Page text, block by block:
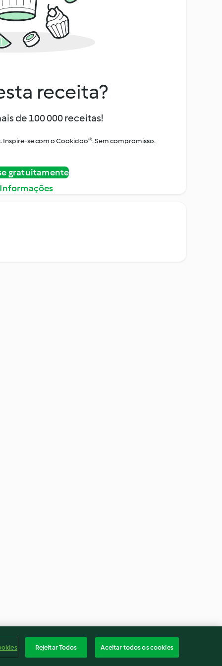
receita?
de 100 000 receitas!
Inspire-se com o Cookidoo®. Sem compromisso.
gratuitamente
Rejeitar Todos Aceitar todos os cookies